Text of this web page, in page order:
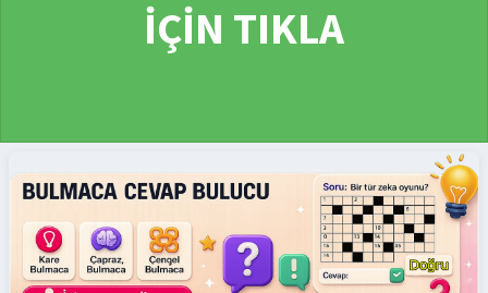
İÇİN TIKLA